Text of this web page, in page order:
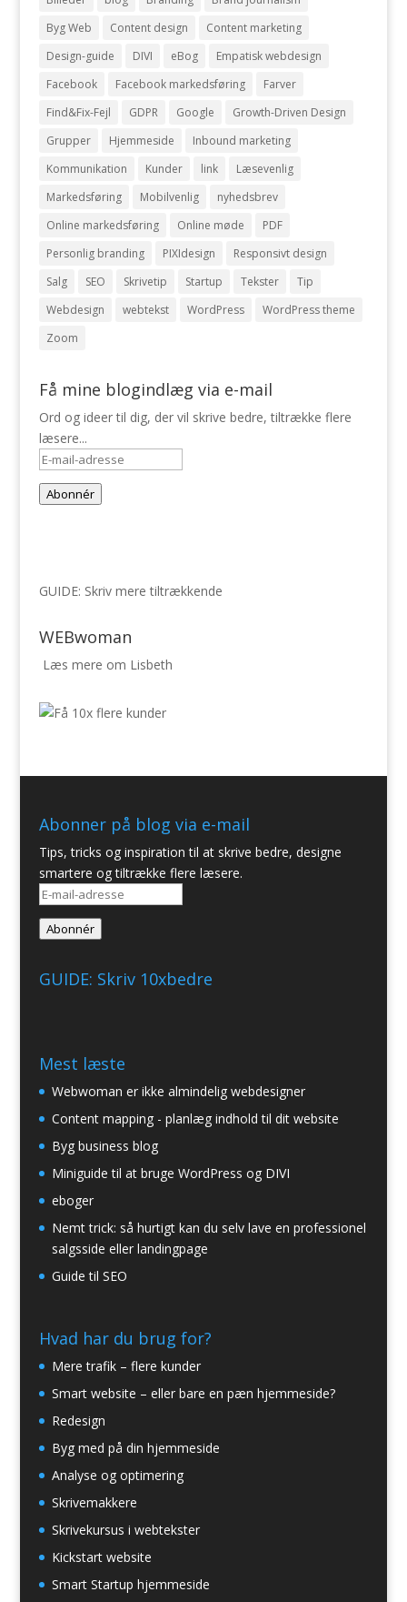
Byg Web
Content design
Content marketing
Design-guide
DIVI eBog
Empatisk webdesign
Facebook
Facebook markedsføring
Farver
Find&Fix-Fejl
GDPR Google
Growth-Driven Design
Grupper
Hjemmeside
Inbound marketing
Kommunikation
Kunder link
Læsevenlig
Markedsføring
Mobilvenlig
nyhedsbrev
Online markedsføring
Online møde
PDF
Personlig branding
PIXIdesign
Responsivt design
Salg
SEO Skrivetip Startup Tekster
Tip
Webdesign
webtekst WordPress
WordPress theme
Zoom
Få mine blogindlæg via e-mail
Ord og ideer til dig, der vil skrive bedre, tiltrække flere
læsere...
E-
mail-
adresse
Abonnér
GUIDE: Skriv mere tiltrækkende
WEBwoman
Læs mere om Lisbeth
Abonner på blog via e-mail
Tips, tricks og inspiration til at skrive bedre, designe
smartere og tiltrække flere læsere.
E-
adresse
Abonnér
GUIDE: Skriv 10xbedre
Mest læste
Webwoman er ikke almindelig webdesigner
Content mapping - planlæg indhold til dit website
Byg business blog
Miniguide til at bruge WordPress og DIVI
eboger
Nemt trick: så hurtigt kan du selv lave en professionel
salgsside eller landingpage
Guide til SEO
Hvad har du brug for?
Mere trafik – flere kunder
Smart website – eller bare en pæn hjemmeside?
Redesign
Byg med på din hjemmeside
Analyse og optimering
Skrivemakkere
Skrivekursus i webtekster
Kickstart website
Smart Startup hjemmeside